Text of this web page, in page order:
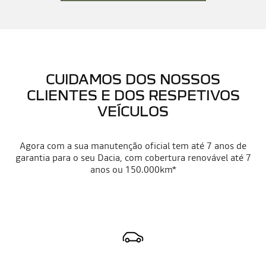
CUIDAMOS DOS NOSSOS
CLIENTES E DOS RESPETIVOS
VEÍCULOS
Agora com a sua manutenção oficial tem até 7 anos de
garantia para o seu Dacia, com cobertura renovável até 7
anos ou 150.000km*